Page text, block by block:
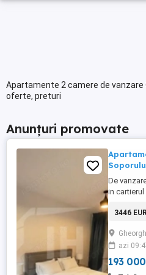
Apartamente 2 camere de vanzare
oferte, preturi
Anunțuri promovate
De
in
din 10 -
bucatarie,
3446
azi
193